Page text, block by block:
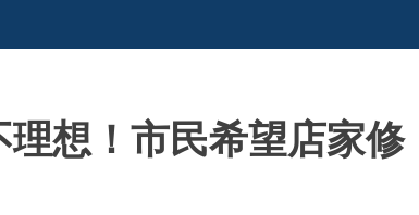
想！市民希望店家修